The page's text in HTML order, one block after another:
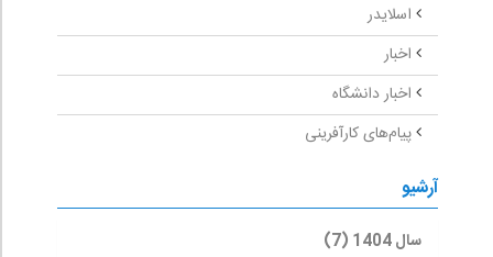
اسلایدر
اخبار
اخبار دانشگاه
پیام‌های کارآفرینی
آرشیو
سال 1404 (7)